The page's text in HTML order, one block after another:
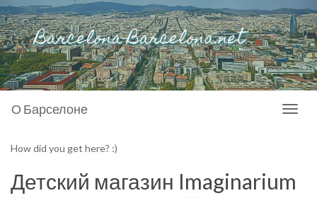
О Барселоне
How did you get here? :)
Детский магазин Imaginarium